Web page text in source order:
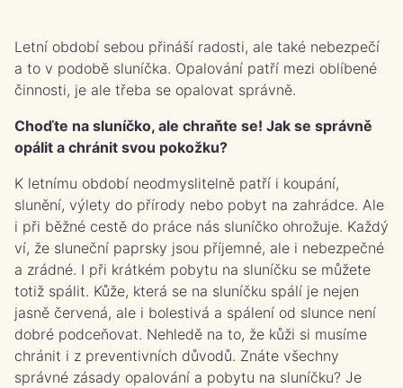
Letní období sebou přináší radosti, ale také nebezpečí
a to v podobě sluníčka. Opalování patří mezi oblíbené
činnosti, je ale třeba se opalovat správně.
Choďte na sluníčko, ale chraňte se! Jak se správně
opálit a chránit svou pokožku?
K letnímu období neodmyslitelně patří i koupání,
slunění, výlety do přírody nebo pobyt na zahrádce. Ale
i při běžné cestě do práce nás sluníčko ohrožuje. Každý
ví, že sluneční paprsky jsou příjemné, ale i nebezpečné
a zrádné. I při krátkém pobytu na sluníčku se můžete
totiž spálit. Kůže, která se na sluníčku spálí je nejen
jasně červená, ale i bolestivá a spálení od slunce není
dobré podceňovat. Nehledě na to, že kůži si musíme
chránit i z preventivních důvodů. Znáte všechny
správné zásady opalování a pobytu na sluníčku? Je